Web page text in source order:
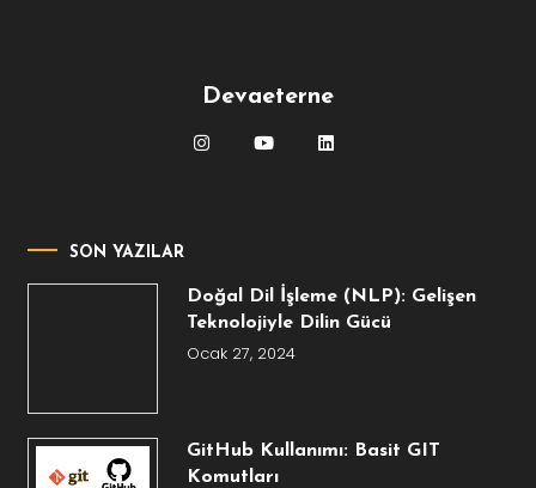
Devaeterne
SON YAZILAR
Doğal Dil İşleme (NLP): Gelişen
Teknolojiyle Dilin Gücü
Ocak 27, 2024
GitHub Kullanımı: Basit GIT
Komutları